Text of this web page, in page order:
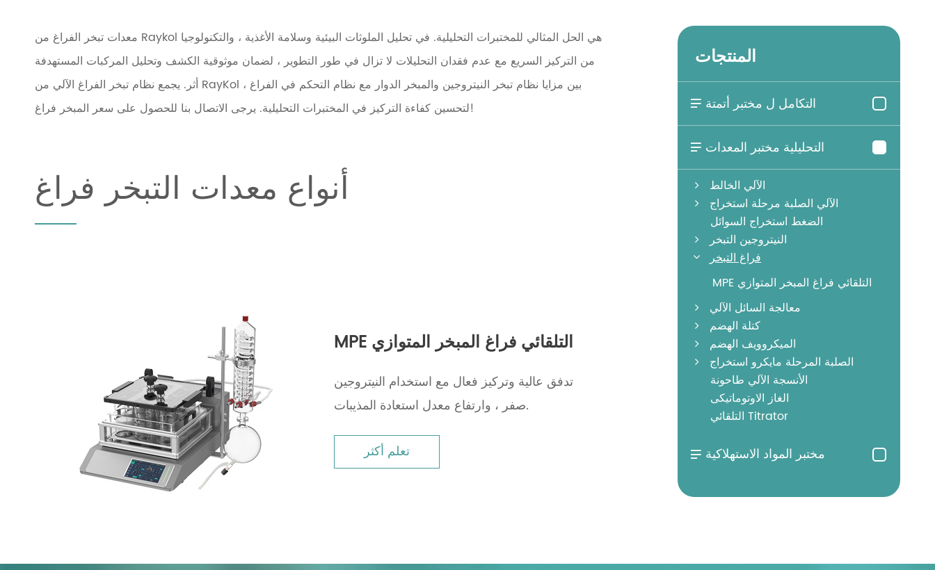
كتلة الهضم
الميكروويف الهضم
الصلبة المرحلة مايكرو استخراج
الأنسجة الآلي طاحونة
معدات تبخر الفراغ من Raykol هي الحل المثالي للمختبرات التحليلية. في تحليل الملوثات البيئية وسلامة الأغذية ، والتكنولوجيا
من التركيز السريع مع عدم فقدان التحليلات لا تزال في طور التطوير ، لضمان موثوقية الكشف وتحليل المركبات المستهدفة
أثر. يجمع نظام تبخر الفراغ الآلي من RayKol بين مزايا نظام تبخر النيتروجين والمبخر الدوار مع نظام التحكم في الفراغ ،
لتحسين كفاءة التركيز في المختبرات التحليلية. يرجى الاتصال بنا للحصول على سعر المبخر فراغ!
أنواع معدات التبخر فراغ
MPE التلقائي فراغ المبخر المتوازي
تدفق عالية وتركيز فعال مع استخدام النيتروجين
صفر ، وارتفاع معدل استعادة المذيبات.
تعلم أكثر
المنتجات
 التكامل ل مختبر أتمتة
 التحليلية مختبر المعدات
الآلي الخالط
الآلي الصلبة مرحلة استخراج
الضغط استخراج السوائل
النيتروجين التبخر
فراغ التبخر
MPE التلقائي فراغ المبخر المتوازي
معالجة السائل الآلي
كتلة الهضم
الميكروويف الهضم
الصلبة المرحلة مايكرو استخراج
الأنسجة الآلي طاحونة
الغاز الاوتوماتيكى
التلقائي Titrator
 مختبر المواد الاستهلاكية